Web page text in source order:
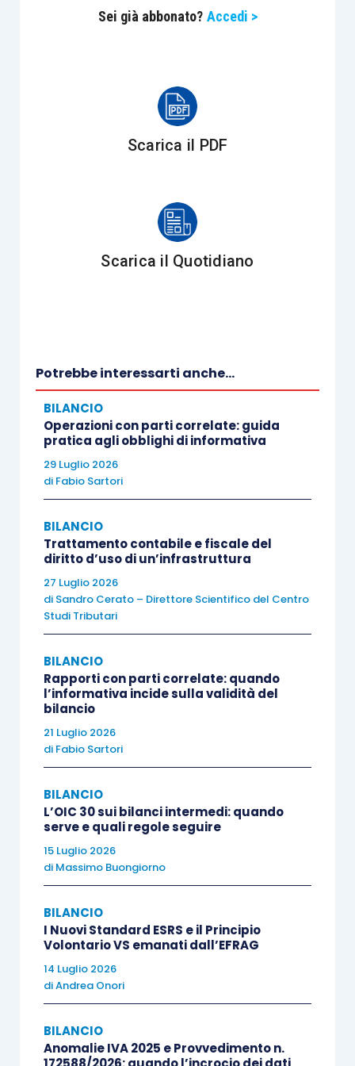
162/2001, di applicazione della L. 342/2000
effettuata in passato.
Sono da ritenere rilevanti anche gli utili e le
perdite realizzati nel corso del 2020
contribuiscono a ridurre le riserve vincolabili
sospensione di imposta (Assonime, circolare n.
6/2021).
La deroga prevista dall’
relativa alla sospensione della disciplina di tutela
fine poiché il legislatore ha inteso sospendere
solamente gli interventi previsti per la
ricostituzione del capitale sociale e non gli altri
effetti derivanti dalle perdite 2020 (quali ad
esempio il vincolo alla distribuzione di utili di cui
Aspetto cruciale che deriva dai precedenti è
quello delle
capitale, riserve ed utili 2020 ai fini
disallineamenti di valori al 31 dicembre 2020.
Tale situazione non è affatto impossibile poiché
le riserve iscritte in contropartita di plusvalenze
conferimento di ramo d’azienda o di rivalutazione
solo civilistica (due tipici casi che generano
disallineamenti) possono benissimo essere
state distribuite
Sei già abbonato? Accedi >
Scarica il PDF
Scarica il Quotidiano
Potrebbe interessarti anche...
BILANCIO
Operazioni con parti correlate: guida
pratica agli obblighi di informativa
29 Luglio 2026
di Fabio Sartori
BILANCIO
Trattamento contabile e fiscale del
diritto d’uso di un’infrastruttura
27 Luglio 2026
di Sandro Cerato – Direttore Scientifico del Centro
Studi Tributari
BILANCIO
Rapporti con parti correlate: quando
l’informativa incide sulla validità del
bilancio
21 Luglio 2026
di Fabio Sartori
BILANCIO
L’OIC 30 sui bilanci intermedi: quando
serve e quali regole seguire
15 Luglio 2026
di Massimo Buongiorno
BILANCIO
I Nuovi Standard ESRS e il Principio
Volontario VS emanati dall’EFRAG
14 Luglio 2026
diAndrea Onori
BILANCIO
Anomalie IVA 2025 e Provvedimento n.